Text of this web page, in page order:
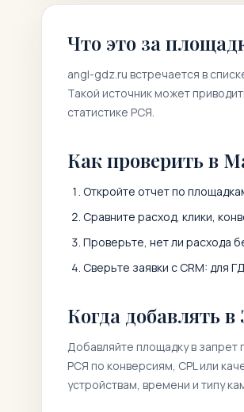
Что это за
angl-gdz.ru встречается в
Такой источник может
статистике РСЯ.
Как проверить в
Откройте отчет по
Сравните расход, клики,
Проверьте, нет ли расхода
Сверьте заявки с CRM: для
Когда добавлять в
Добавляйте площадку в запрет
РСЯ по конверсиям, CPL или
устройствам, времени и типу